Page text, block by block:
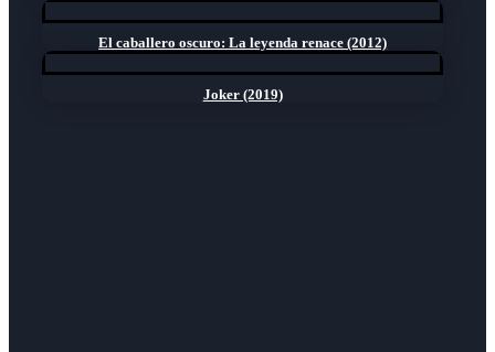
El caballero oscuro: La leyenda renace (2012)
Joker (2019)